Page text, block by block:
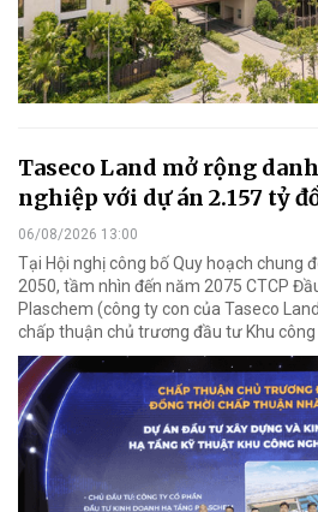
Taseco Land mở rộng
nghiệp với dự án 2.157 tỷ
06/08/2026 13:00
Tại Hội nghị công bố Quy hoạch chung
2050, tầm nhìn đến năm 2075 CTCP
Plaschem (công ty con của Taseco
chấp thuận chủ trương đầu tư Khu công